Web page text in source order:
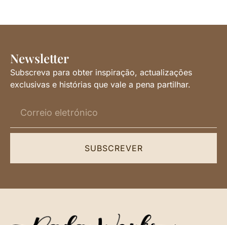
Newsletter
Subscreva para obter inspiração, actualizações
exclusivas e histórias que vale a pena partilhar.
SUBSCREVER